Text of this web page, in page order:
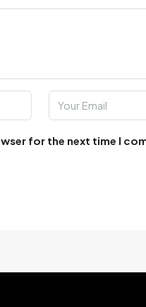
for the next time I